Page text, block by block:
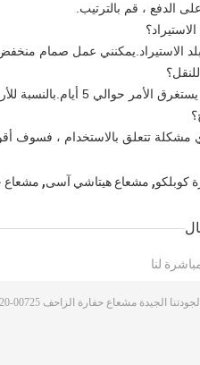
الدفع ، قم بالترتيب.
الاستيراد.يمكنني عمل صمام
/ البحر ، يستغرق الأمر حوالي شهر واحد.انها تعتمد على عنوانك.
مشكلة تتعلق بالاستخدام ، فسوف
كوبلكو, مشعاع هيتاشي آسى, مشعاع
لنا